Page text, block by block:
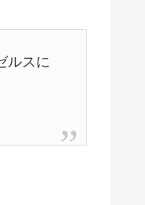
ルスに